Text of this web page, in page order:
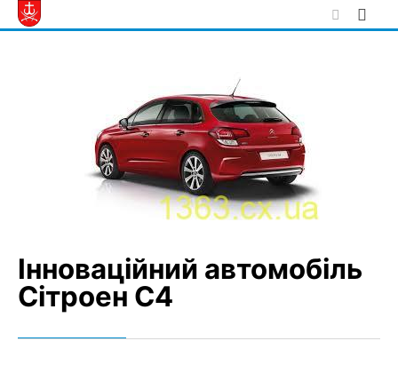
Skip
to
Інноваційний автомобіль
Сітроен С4